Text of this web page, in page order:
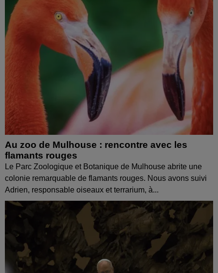
Au zoo de Mulhouse : rencontre avec les
flamants rouges
Le Parc Zoologique et Botanique de Mulhouse abrite une
colonie remarquable de flamants rouges. Nous avons suivi
Adrien, responsable oiseaux et terrarium, à...